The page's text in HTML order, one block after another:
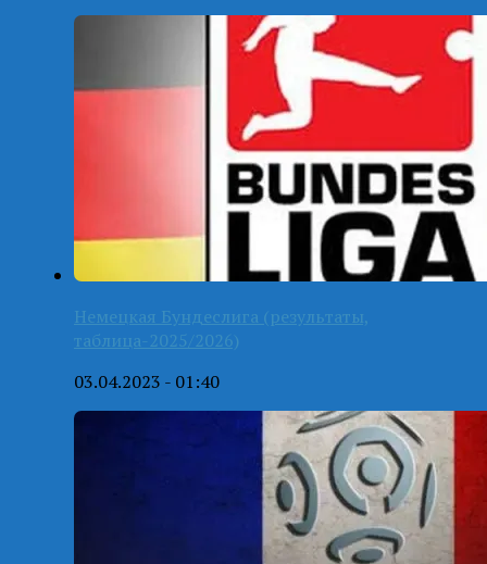
Немецкая Бундеслига (результаты,
таблица-2025/2026)
03.04.2023 - 01:40